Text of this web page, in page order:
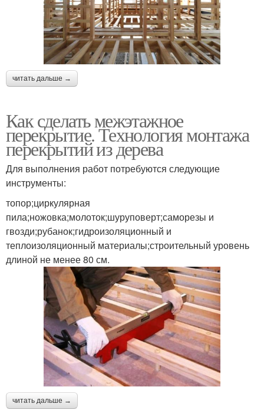
читать дальше →
Как сделать межэтажное
перекрытие. Технология монтажа
перекрытий из дерева
Для выполнения работ потребуются следующие
инструменты:
топор;циркулярная
пила;ножовка;молоток;шуруповерт;саморезы и
гвозди;рубанок;гидроизоляционный и
теплоизоляционный материалы;строительный уровень
длиной не менее 80 см.
читать дальше →